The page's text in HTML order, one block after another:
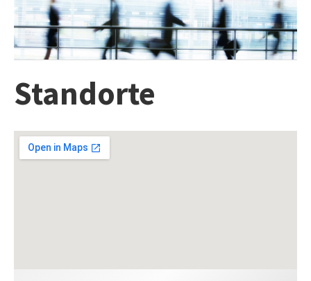
REFERENZEN
INFO
IMPRESSUM
AGB
DATENSCHUTZ
HAFTUNGSAUSSCHLUSS
WIDERRUFSBELEHRUNG
Standorte